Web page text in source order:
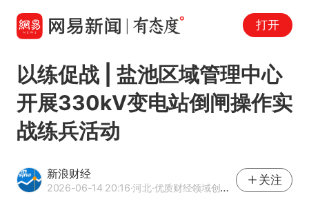
打开
以练促战 | 盐池区域管理中心
开展330kV变电站倒闸操作实
战练兵活动
新浪财经
2026-06-14 20:16·河北·优质财经领域创作者
关注